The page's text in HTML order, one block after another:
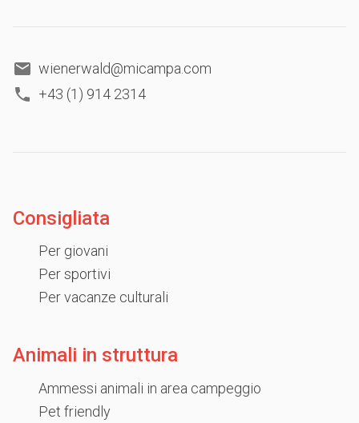
wienerwald@micampa.com
+43 (1) 914 2314
Consigliata
Per giovani
Per sportivi
Per vacanze culturali
Animali in struttura
Ammessi animali in area campeggio
Pet friendly